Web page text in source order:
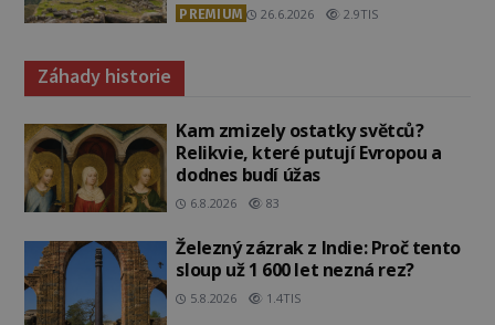
PREMIUM 26.6.2026 2.9TIS
Záhady historie
Kam zmizely ostatky světců?
Relikvie, které putují Evropou a
dodnes budí úžas
6.8.2026 83
Železný zázrak z Indie: Proč tento
sloup už 1 600 let nezná rez?
5.8.2026 1.4TIS